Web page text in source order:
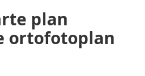
plan
ortofotoplan